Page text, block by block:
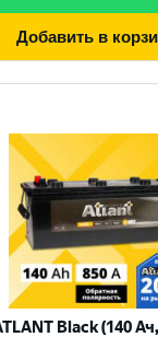
Добавить в
Black (140